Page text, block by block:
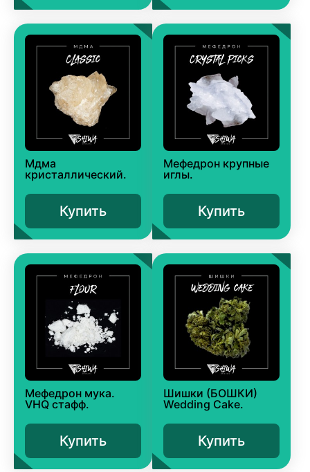
Мдма
кристаллический.
Купить
Мефедрон крупные
иглы.
Купить
Мефедрон мука.
VHQ стафф.
Купить
Шишки (БОШКИ)
Wedding Cake.
Купить